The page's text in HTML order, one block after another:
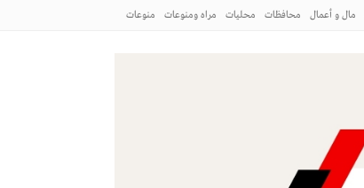
مال و أعمال محافظات محليات مراه ومنوعات منوعات